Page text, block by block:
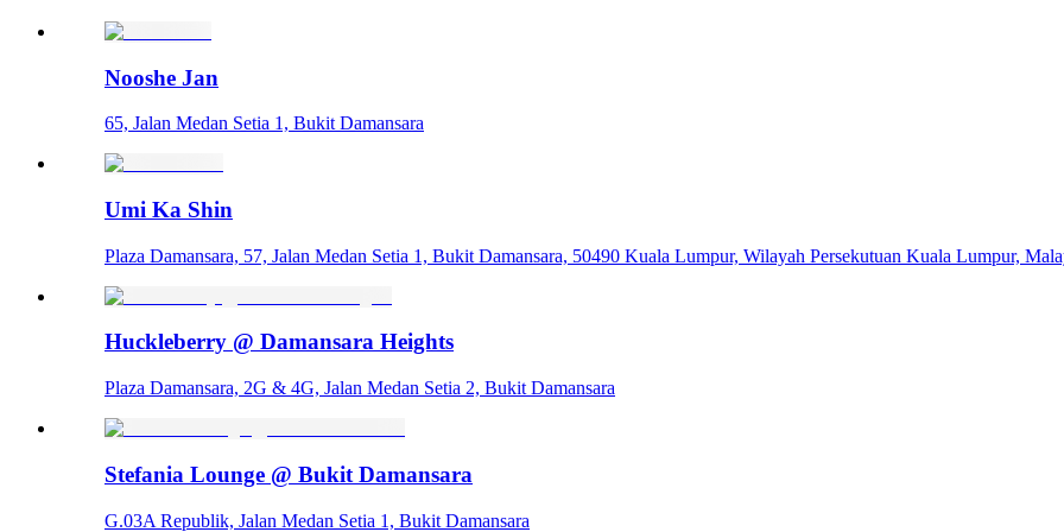
Nooshe Jan
65, Jalan Medan Setia 1, Bukit Damansara
Umi Ka Shin
Plaza Damansara, 57, Jalan Medan Setia 1, Bukit Damansara, 50490 Kuala Lumpur, Wilayah Persekutuan Kuala Lumpur,
Huckleberry @ Damansara Heights
Plaza Damansara, 2G & 4G, Jalan Medan Setia 2, Bukit Damansara
Stefania Lounge @ Bukit Damansara
G.03A Republik, Jalan Medan Setia 1, Bukit Damansara